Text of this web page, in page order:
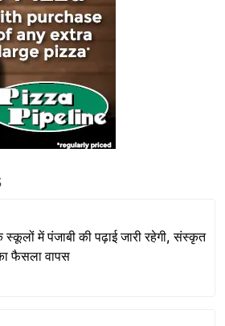
स्कूलों में पंजाबी की पढ़ाई जारी रहेगी, संस्कृत
फैसला वापस